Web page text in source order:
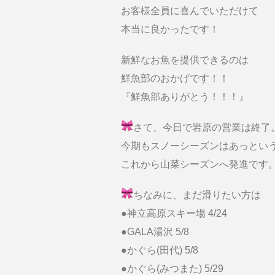
お客様全員に喜んでいただけて
本当に良かったです！
新鮮なお魚を提供できるのは
鮮魚部のおかげです！！
『鮮魚部ありがとう！！！』
さて、今日で岩原の営業は終了。
今期もスノーシーズンはあっとい
これから山菜シーズンへ発進です。
ちなみに、まだ滑りたい方は
●神立高原スキー場 4/24
●GALA湯沢 5/8
●かぐら(田代) 5/8
●かぐら(みつまた) 5/29